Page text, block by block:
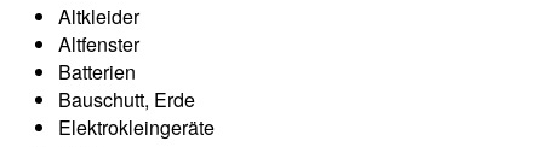
Altkleider
Altfenster
Batterien
Bauschutt, Erde
Elektrokleingeräte